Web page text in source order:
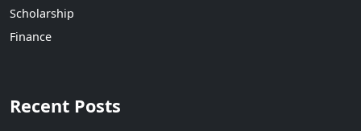
Scholarship
Finance
Recent Posts